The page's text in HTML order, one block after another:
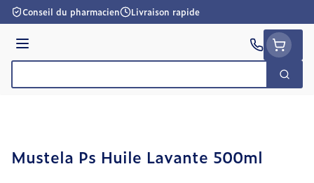
Aller au contenu
Conseil du pharmacien Livraison rapide
Menu
Mustela Ps Huile Lavante 500ml